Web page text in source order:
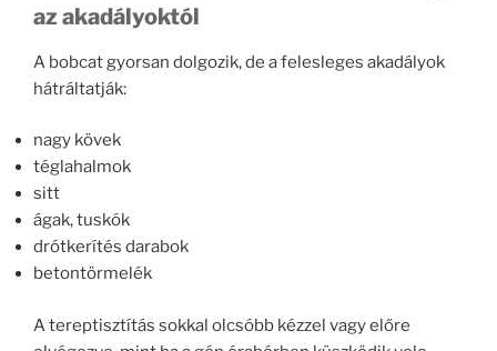
az akadályoktól
A bobcat gyorsan dolgozik, de a felesleges akadályok
hátráltatják:
nagy kövek
téglahalmok
sitt
ágak, tuskók
drótkerítés darabok
betontörmelék
A tereptisztítás sokkal olcsóbb kézzel vagy előre